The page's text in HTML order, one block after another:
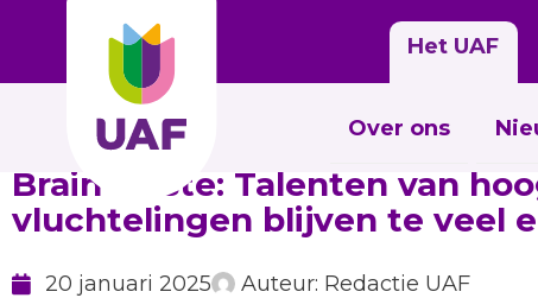
Het UAF
Over ons
Brain waste: Talenten van
vluchtelingen blijven te veel
20 januari 2025 Auteur: Redactie UAF